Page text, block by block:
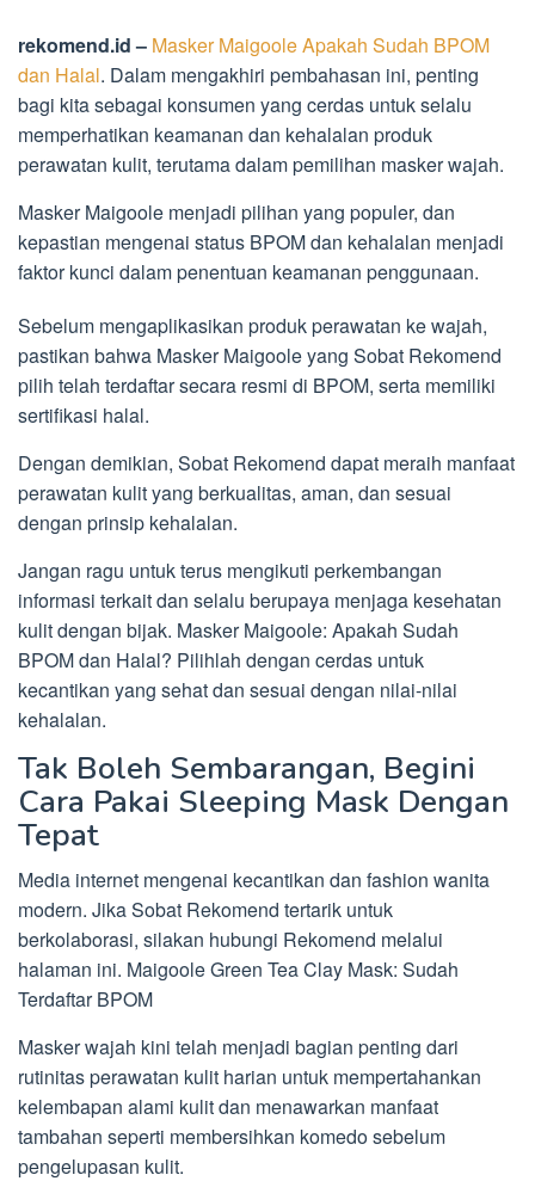
rekomend.id – Masker Maigoole Apakah Sudah BPOM
dan Halal. Dalam mengakhiri pembahasan ini, penting
bagi kita sebagai konsumen yang cerdas untuk selalu
memperhatikan keamanan dan kehalalan produk
perawatan kulit, terutama dalam pemilihan masker wajah.
Masker Maigoole menjadi pilihan yang populer, dan
kepastian mengenai status BPOM dan kehalalan menjadi
faktor kunci dalam penentuan keamanan penggunaan.
Sebelum mengaplikasikan produk perawatan ke wajah,
pastikan bahwa Masker Maigoole yang Sobat Rekomend
pilih telah terdaftar secara resmi di BPOM, serta memiliki
sertifikasi halal.
Dengan demikian, Sobat Rekomend dapat meraih manfaat
perawatan kulit yang berkualitas, aman, dan sesuai
dengan prinsip kehalalan.
Jangan ragu untuk terus mengikuti perkembangan
informasi terkait dan selalu berupaya menjaga kesehatan
kulit dengan bijak. Masker Maigoole: Apakah Sudah
BPOM dan Halal? Pilihlah dengan cerdas untuk
kecantikan yang sehat dan sesuai dengan nilai-nilai
kehalalan.
Tak Boleh Sembarangan, Begini
Cara Pakai Sleeping Mask Dengan
Tepat
Media internet mengenai kecantikan dan fashion wanita
modern. Jika Sobat Rekomend tertarik untuk
berkolaborasi, silakan hubungi Rekomend melalui
halaman ini. Maigoole Green Tea Clay Mask: Sudah
Terdaftar BPOM
Masker wajah kini telah menjadi bagian penting dari
rutinitas perawatan kulit harian untuk mempertahankan
kelembapan alami kulit dan menawarkan manfaat
tambahan seperti membersihkan komedo sebelum
pengelupasan kulit.